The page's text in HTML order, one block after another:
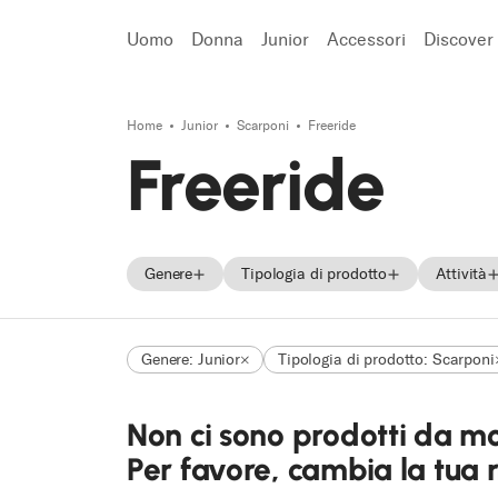
Uomo Donna Junior Accessori Discover
Home Junior Scarponi Freeride
Freeride
Genere
Uomo
Junior
Tipologia di prodotto
Sci
Attività
On
Genere: Junior Tipologia di prodotto: Scarponi
Non ci sono prodotti da
Per favore, cambia la tua